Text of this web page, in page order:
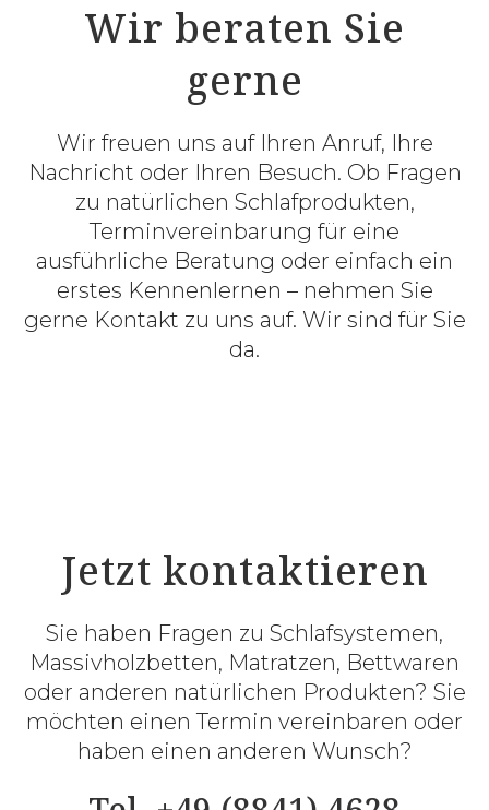
Wir beraten Sie
gerne
Wir freuen uns auf Ihren Anruf, Ihre
Nachricht oder Ihren Besuch. Ob Fragen
zu natürlichen Schlafprodukten,
Terminvereinbarung für eine
ausführliche Beratung oder einfach ein
erstes Kennenlernen – nehmen Sie
gerne Kontakt zu uns auf. Wir sind für Sie
da.
Jetzt kontaktieren
Sie haben Fragen zu Schlafsystemen,
Massivholzbetten, Matratzen, Bettwaren
oder anderen natürlichen Produkten? Sie
möchten einen Termin vereinbaren oder
haben einen anderen Wunsch?